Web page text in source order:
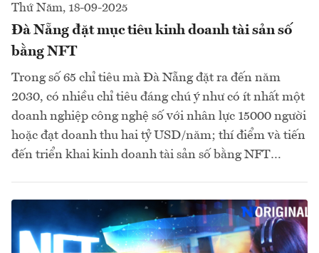
Thứ Năm, 18-09-2025
Đà Nẵng đặt mục tiêu kinh doanh tài sản số
bằng NFT
Trong số 65 chỉ tiêu mà Đà Nẵng đặt ra đến năm
2030, có nhiều chỉ tiêu đáng chú ý như có ít nhất một
doanh nghiệp công nghệ số với nhân lực 15000 người
hoặc đạt doanh thu hai tỷ USD/năm; thí điểm và tiến
đến triển khai kinh doanh tài sản số bằng NFT…